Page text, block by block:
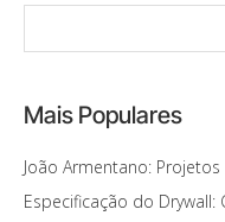
Mais Populares
João Armentano:
Especificação do